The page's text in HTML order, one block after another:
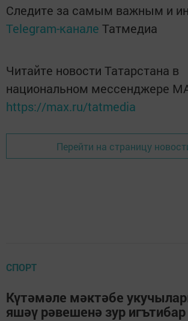
Следите за самым важным и
Telegram-канале Татмедиа
Читайте новости Татарстана в
национальном мессенджере
https://max.ru/tatmedia
Перейти на страницу
СПОРТ
Күтәмәле мәктәбе
яшәү рәвешенә зур